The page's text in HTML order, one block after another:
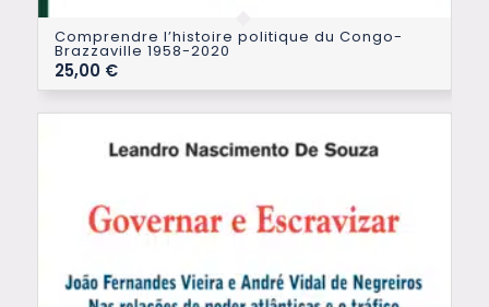
Comprendre l’histoire politique du Congo-
Brazzaville 1958-2020
25,00 €